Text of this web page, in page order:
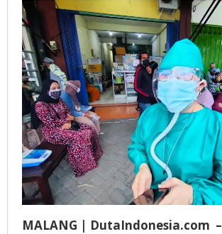
MALANG | DutaIndonesia.com –